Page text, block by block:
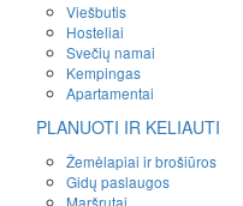
Viešbutis
Hosteliai
Svečių namai
Kempingas
Apartamentai
PLANUOTI IR KELIAUTI
Žemėlapiai ir brošiūros
Gidų paslaugos